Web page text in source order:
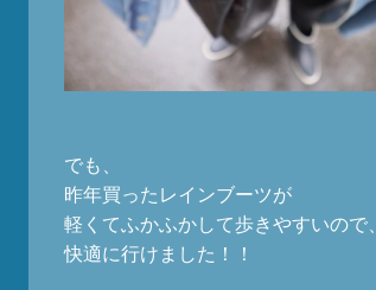
でも、
昨年買ったレインブーツが
軽くてふかふかして歩きやすいので、
快適に行けました！！